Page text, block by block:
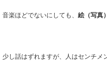
音楽ほどでないにしても、 絵（写真
少し話はずれますが、人はセンチ